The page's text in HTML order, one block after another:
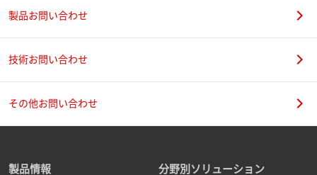
製品お問い合わせ
技術お問い合わせ
その他お問い合わせ
製品情報 分野別ソリューション